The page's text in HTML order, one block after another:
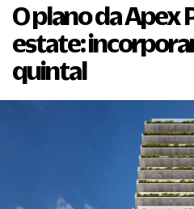
O plano da Apex
estate:
quintal